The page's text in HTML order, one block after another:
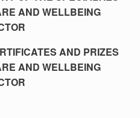
AND WELLBEING
AND PRIZES
AND WELLBEING